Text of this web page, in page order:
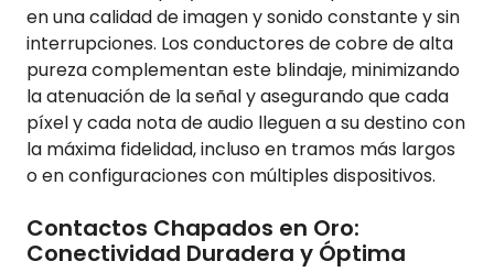
en una calidad de imagen y sonido constante y sin
interrupciones. Los conductores de cobre de alta
pureza complementan este blindaje, minimizando
la atenuación de la señal y asegurando que cada
píxel y cada nota de audio lleguen a su destino con
la máxima fidelidad, incluso en tramos más largos
o en configuraciones con múltiples dispositivos.
Contactos Chapados en Oro:
Conectividad Duradera y Óptima